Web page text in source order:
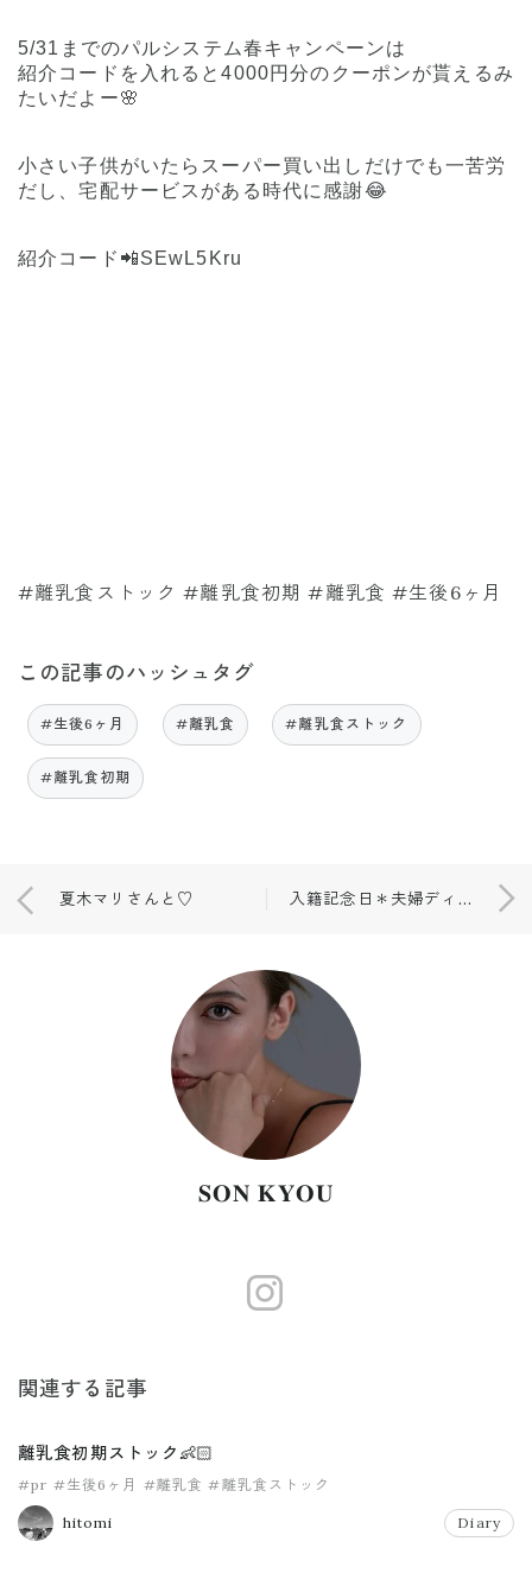
5/31までのパルシステム春キャンペーンは
紹介コードを入れると4000円分のクーポンが貰えるみ
たいだよー🌸
小さい子供がいたらスーパー買い出しだけでも一苦労
だし、宅配サービスがある時代に感謝😂
紹介コード📲SEwL5Kru
#離乳食ストック #離乳食初期 #離乳食 #生後6ヶ月
この記事のハッシュタグ
#生後6ヶ月 #離乳食 #離乳食ストック
#離乳食初期
夏木マリさんと♡ 入籍記念日＊夫婦ディナー
𝐒𝐎𝐍 𝐊𝐘𝐎𝐔
関連する記事
離乳食初期ストック👶🏻
#pr #生後6ヶ月 #離乳食 #離乳食ストック
hitomi Diary